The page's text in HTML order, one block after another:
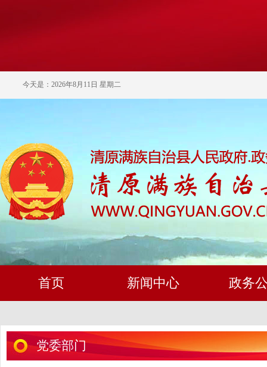
今天是：2026年8月11日 星期二
首页 新闻中心 政务
党委部门